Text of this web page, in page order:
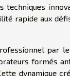
techniques
rapide aux
par
formés
dynamique